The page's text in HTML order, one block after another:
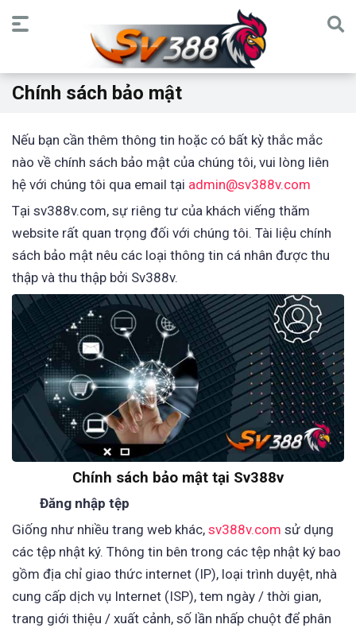
Chính sách bảo mật
Nếu bạn cần thêm thông tin hoặc có bất kỳ thắc mắc
nào về chính sách bảo mật của chúng tôi, vui lòng liên
hệ với chúng tôi qua email tại admin@sv388v.com
Tại sv388v.com, sự riêng tư của khách viếng thăm
website rất quan trọng đối với chúng tôi. Tài liệu chính
sách bảo mật nêu các loại thông tin cá nhân được thu
thập và thu thập bởi Sv388v.
Chính sách bảo mật tại Sv388v
Đăng nhập tệp
Giống như nhiều trang web khác, sv388v.com sử dụng
các tệp nhật ký. Thông tin bên trong các tệp nhật ký bao
gồm địa chỉ giao thức internet (IP), loại trình duyệt, nhà
cung cấp dịch vụ Internet (ISP), tem ngày / thời gian,
trang giới thiệu / xuất cảnh, số lần nhấp chuột để phân